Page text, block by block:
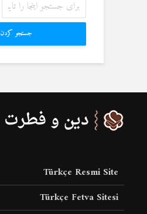
جستجو کردن
Türkçe Resmi Site
Türkçe Fetva Sitesi